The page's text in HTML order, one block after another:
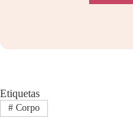
Etiquetas
#Corpo